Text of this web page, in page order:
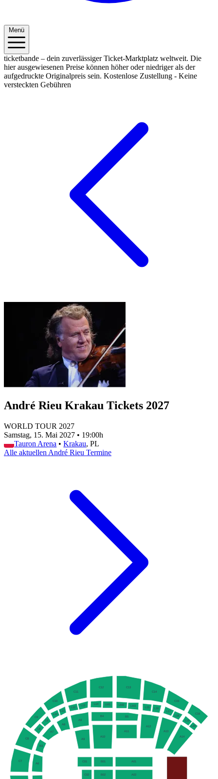
Menü
ticketbande – dein zuverlässiger Ticket-Marktplatz weltweit. Die
hier ausgewiesenen Preise können höher oder niedriger als der
aufgedruckte Originalpreis sein. Kostenlose Zustellung - Keine
versteckten Gebühren
André Rieu Krakau Tickets 2027
WORLD TOUR 2027
Samstag, 15. Mai 2027 • 19:00h
Tauron Arena • Krakau, PL
Alle aktuellen André Rieu Termine
A6
B3
A7
A8
A9
B4 B5
A12
A13
A14
A11
A10
A9
L8
L9
L10
L11
L12
L13 L14 LM1 LM2 LM3 L15 L16
L17
L18
L19
L20
C7
C8
C9
C10
C11
C12
C13
C14
C15
C16
A01
A02
B01
B02
C02
C01